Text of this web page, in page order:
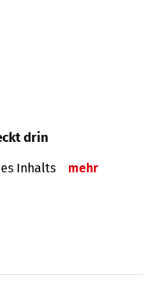
drin
Inhalts mehr